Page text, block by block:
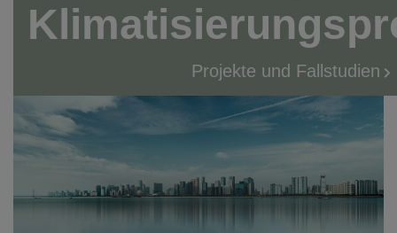
Projekte und Fallstudien